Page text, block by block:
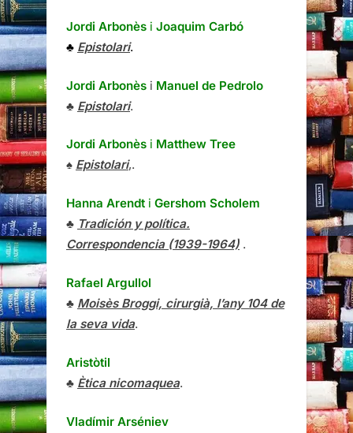
Jordi Arbonès i Joaquim Carbó
♣ Epistolari.
Jordi Arbonès i Manuel de Pedrolo
♣ Epistolari.
Jordi Arbonès i Matthew Tree
♠ Epistolari,.
Hanna Arendt i Gershom Scholem
♣ Tradición y política.
Correspondencia (1939-1964) .
Rafael Argullol
♣ Moisès Broggi, cirurgià, l’any 104 de
la seva vida.
Aristòtil
♣ Ètica nicomaquea.
Vladímir Arséniev